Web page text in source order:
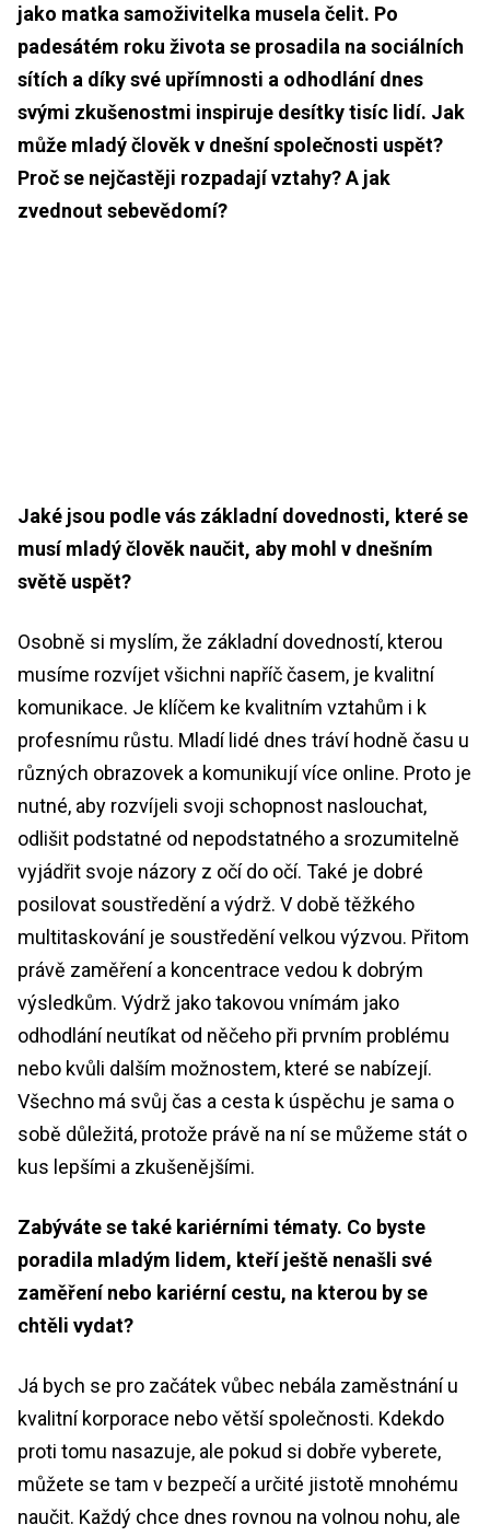
jako matka samoživitelka musela čelit. Po
padesátém roku života se prosadila na sociálních
sítích a díky své upřímnosti a odhodlání dnes
svými zkušenostmi inspiruje desítky tisíc lidí. Jak
může mladý člověk v dnešní společnosti uspět?
Proč se nejčastěji rozpadají vztahy? A jak
zvednout sebevědomí?
Jaké jsou podle vás základní dovednosti, které se
musí mladý člověk naučit, aby mohl v dnešním
světě uspět?
Osobně si myslím, že základní dovedností, kterou
musíme rozvíjet všichni napříč časem, je kvalitní
komunikace. Je klíčem ke kvalitním vztahům i k
profesnímu růstu. Mladí lidé dnes tráví hodně času u
různých obrazovek a komunikují více online. Proto je
nutné, aby rozvíjeli svoji schopnost naslouchat,
odlišit podstatné od nepodstatného a srozumitelně
vyjádřit svoje názory z očí do očí. Také je dobré
posilovat soustředění a výdrž. V době těžkého
multitaskování je soustředění velkou výzvou. Přitom
právě zaměření a koncentrace vedou k dobrým
výsledkům. Výdrž jako takovou vnímám jako
odhodlání neutíkat od něčeho při prvním problému
nebo kvůli dalším možnostem, které se nabízejí.
Všechno má svůj čas a cesta k úspěchu je sama o
sobě důležitá, protože právě na ní se můžeme stát o
kus lepšími a zkušenějšími.
Zabýváte se také kariérními tématy. Co byste
poradila mladým lidem, kteří ještě nenašli své
zaměření nebo kariérní cestu, na kterou by se
chtěli vydat?
Já bych se pro začátek vůbec nebála zaměstnání u
kvalitní korporace nebo větší společnosti. Kdekdo
proti tomu nasazuje, ale pokud si dobře vyberete,
můžete se tam v bezpečí a určité jistotě mnohému
naučit. Každý chce dnes rovnou na volnou nohu, ale